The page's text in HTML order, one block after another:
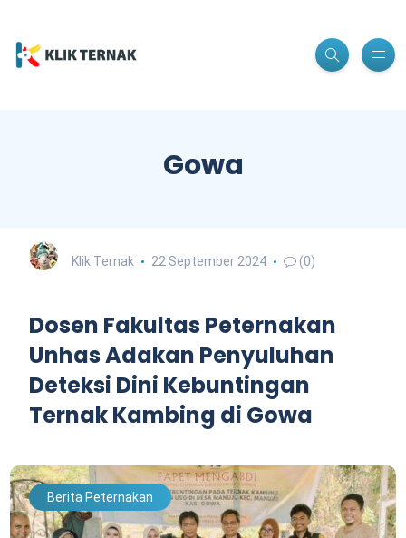
Gowa
Klik Ternak 22 September 2024 (0)
Dosen Fakultas Peternakan
Unhas Adakan Penyuluhan
Deteksi Dini Kebuntingan
Ternak Kambing di Gowa
Berita Peternakan